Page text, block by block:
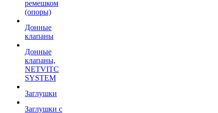
ремешком
(опоры)
Донные
клапаны
Донные
клапаны,
NETVITC
SYSTEM
Заглушки
Заглушки с